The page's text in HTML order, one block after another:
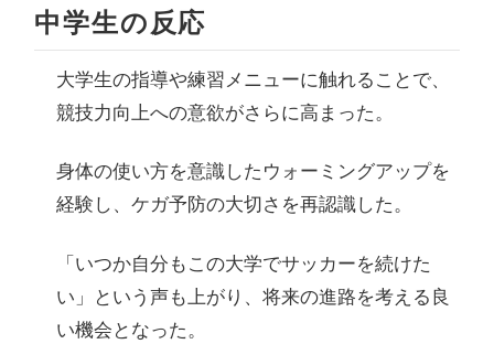
中学生の反応
大学生の指導や練習メニューに触れることで、
競技力向上への意欲がさらに高まった。
身体の使い方を意識したウォーミングアップを
経験し、ケガ予防の大切さを再認識した。
「いつか自分もこの大学でサッカーを続けた
い」という声も上がり、将来の進路を考える良
い機会となった。